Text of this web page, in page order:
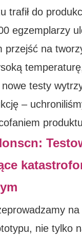
trafił do
egzemplarzy
przejść na
testy
–
nie tylko